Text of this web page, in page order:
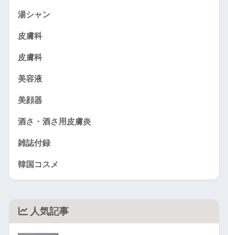
湯シャン
皮膚科
皮膚科
美容液
美顔器
酒さ・酒さ用皮膚炎
雑誌付録
韓国コスメ
人気記事